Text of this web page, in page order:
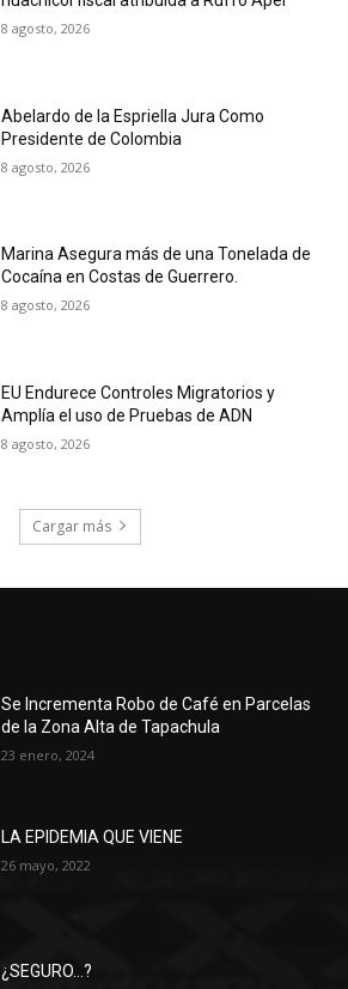
8 agosto, 2026
Abelardo de la Espriella Jura Como
Presidente de Colombia
8 agosto, 2026
Marina Asegura más de una Tonelada de
Cocaína en Costas de Guerrero.
8 agosto, 2026
EU Endurece Controles Migratorios y
Amplía el uso de Pruebas de ADN
8 agosto, 2026
Cargar más
Se Incrementa Robo de Café en Parcelas
de la Zona Alta de Tapachula
23 enero, 2024
LA EPIDEMIA QUE VIENE
26 mayo, 2022
¿SEGURO…?